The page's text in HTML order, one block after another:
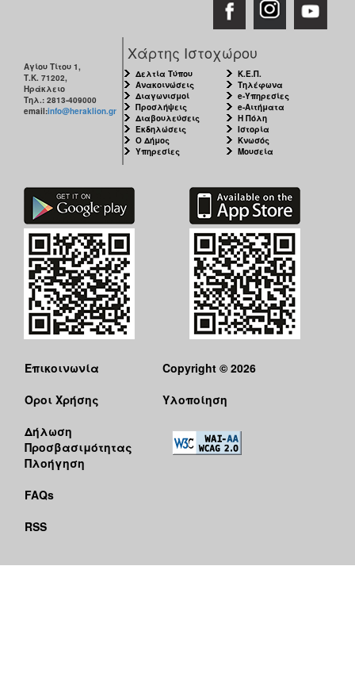
Αγίου Τίτου 1,
Τ.Κ. 71202,
Ηράκλειο
Τηλ.: 2813-409000
email:info@heraklion.gr
Χάρτης Ιστοχώρου
Δελτία Τύπου
Ανακοινώσεις
Διαγωνισμοί
Προσλήψεις
Διαβουλεύσεις
Εκδηλώσεις
Ο Δήμος
Υπηρεσίες
Κ.Ε.Π.
Τηλέφωνα
e-Υπηρεσίες
e-Αιτήματα
Η Πόλη
Ιστορία
Κνωσός
Μουσεία
Επικοινωνία
Όροι Χρήσης
Δήλωση
Προσβασιμότητας
Πλοήγηση
FAQs
RSS
Copyright © 2026
Υλοποίηση